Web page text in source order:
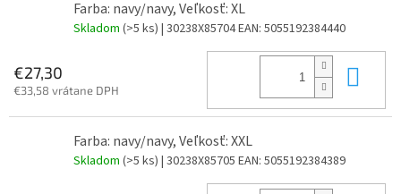
Farba: navy/navy, Veľkosť: XL
Skladom (>5 ks) | 30238X85704EAN: 5055192384440
€27,30
€33,58 vrátane DPH
Farba: navy/navy, Veľkosť: XXL
Skladom (>5 ks) | 30238X85705 EAN: 5055192384389